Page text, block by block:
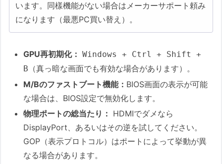
います。同樣機能がない場合はメーカーサポート頼み
になります（最悪PC買い替え）。
GPU再初期化：
Windows + Ctrl + Shift +
B （真っ暗な画面でも有効な場合があります）。
M/Bのファストブート機能： BIOS画面の表示が可能
な場合は、BIOS設定で無効化します。
物理ポートの総当たり： HDMIでダメなら
DisplayPort、あるいはその逆を試してください。
GOP（表示プロトコル）はポートによって挙動が異
なる場合があります。